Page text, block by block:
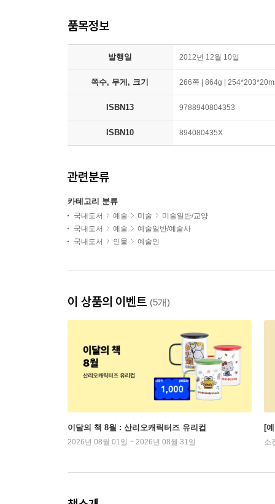
품목정보
발행일 2012년 12월 10일
쪽수, 무게, 크기 266쪽 | 864g |
ISBN13 9788940804353
ISBN10 894080435X
관련분류
카테고리 분류
국내도서 예술 미술
미술일반/교양
국내도서
예술
예술일반/예술사
국내도서
인물 예술인
이 상품의 이벤트 (5개)
이달의 책 8월 : 산리오캐릭터즈 유리컵
2026년 08월 01일 ~ 2026년 08월 31일
[
소